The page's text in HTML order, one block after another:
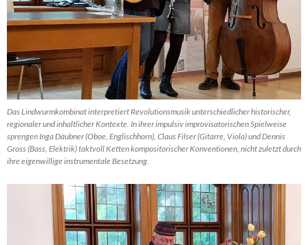
Das Lindwurmkombinat interpretiert Revolutionsmusik unterschiedlicher historischer,
regionaler und inhaltlicher Kontexte. In ihrer impulsiv improvisatorischen Spielweise
sprengen Inga Däubner (Oboe, Englischhorn), Claus Filser (Gitarre, Viola) und Dennis
Gross (Bass, Elektrik) taktvoll Ketten kompositorischer Konventionen, nicht zuletzt durch
ihre eigenwillige instrumentale Besetzung.